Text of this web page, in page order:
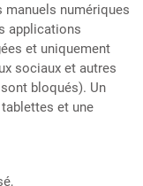
manuels numériques
applications
et uniquement
sociaux et autres
bloqués). Un
et une